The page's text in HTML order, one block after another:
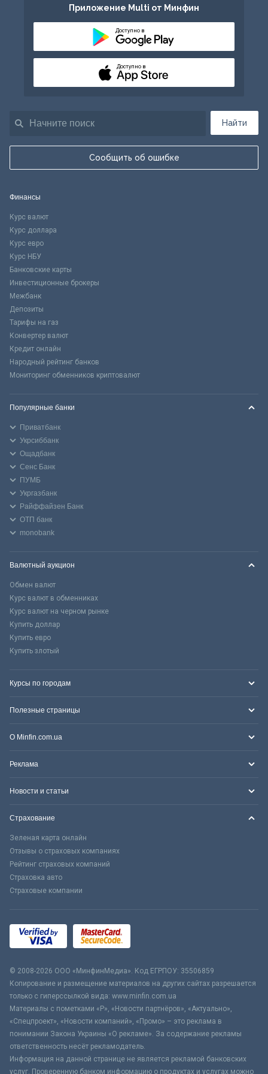
Найти
Сообщить об ошибке
Приложение Multi от Минфин
Доступно в
Доступно в
Финансы
Курс валют
Курс доллара
Курс евро
Курс НБУ
Банковские карты
Инвестиционные брокеры
Межбанк
Депозиты
Тарифы на газ
Конвертер валют
Кредит онлайн
Народный рейтинг банков
Мониторинг обменников криптовалют
Популярные банки
Приватбанк
Укрсиббанк
Ощадбанк
Сенс Банк
ПУМБ
Укргазбанк
Райффайзен Банк
ОТП банк
monobank
Валютный аукцион
Обмен валют
Курс валют в обменниках
Курс валют на черном рынке
Купить доллар
Купить евро
Купить злотый
Курсы по городам
Полезные страницы
О Minfin.com.ua
Реклама
Новости и статьи
Страхование
Зеленая карта онлайн
Отзывы о страховых компаниях
Рейтинг страховых компаний
Страховка авто
Страховые компании
© 2008-2026 ООО «МинфинМедиа». Код ЕГРПОУ: 35506859
Копирование и размещение материалов на других сайтах разрешается
только с гиперссылкой вида: www.minfin.com.ua
Материалы с пометками «Р», «Новости партнёров», «Актуально»,
«Спецпроект», «Новости компаний», «Промо» – это реклама в
понимании Закона Украины «О рекламе». За содержание рекламы
ответственность несёт рекламодатель.
Информация на данной странице не является рекламой банковских
услуг. Проверенную банком информацию о продуктах и услугах можно